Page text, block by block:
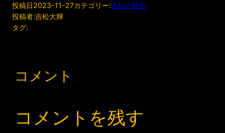
投稿日2023-11-27カテゴリー:吉松の戯言
投稿者:吉松大輝
タグ:
コメント
コメントを残す